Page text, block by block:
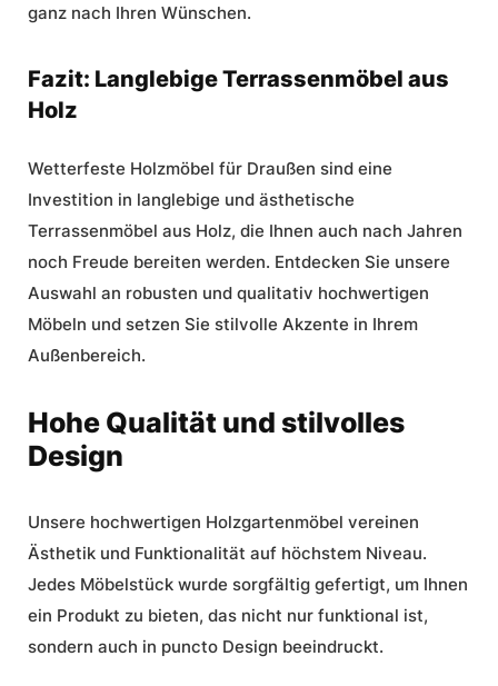
ganz nach Ihren Wünschen.
Fazit: Langlebige Terrassenmöbel aus
Holz
Wetterfeste Holzmöbel für Draußen sind eine
Investition in langlebige und ästhetische
Terrassenmöbel aus Holz, die Ihnen auch nach Jahren
noch Freude bereiten werden. Entdecken Sie unsere
Auswahl an robusten und qualitativ hochwertigen
Möbeln und setzen Sie stilvolle Akzente in Ihrem
Außenbereich.
Hohe Qualität und stilvolles
Design
Unsere hochwertigen Holzgartenmöbel vereinen
Ästhetik und Funktionalität auf höchstem Niveau.
Jedes Möbelstück wurde sorgfältig gefertigt, um Ihnen
ein Produkt zu bieten, das nicht nur funktional ist,
sondern auch in puncto Design beeindruckt.